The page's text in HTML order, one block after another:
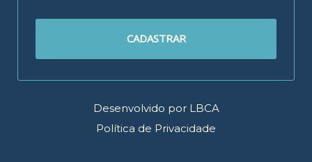
CADASTRAR
Desenvolvido por LBCA
Política de Privacidade